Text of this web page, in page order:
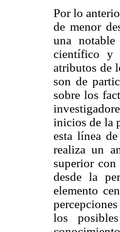
Por lo
de menor
una notable
científico y
atributos de
son de
sobre los
inicios de la
esta línea
realiza un
superior
desde la
elemento
los